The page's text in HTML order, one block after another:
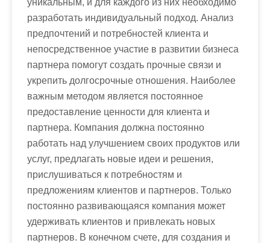
разработать индивидуальный подход. Анализ
предпочтений и потребностей клиента и
непосредственное участие в развитии бизнеса
партнера помогут создать прочные связи и
укрепить долгосрочные отношения. Наиболее
важным методом является постоянное
предоставление ценности для клиента и
партнера. Компания должна постоянно
работать над улучшением своих продуктов или
услуг, предлагать новые идеи и решения,
прислушиваться к потребностям и
предложениям клиентов и партнеров. Только
постоянно развивающаяся компания может
удерживать клиентов и привлекать новых
партнеров. В конечном счете, для создания и